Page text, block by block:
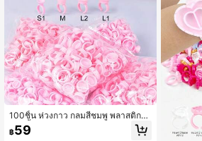
100ชิ้น ห่วงกาว กลมสีชมพู พลาสติกใช้
แล้วทิ้ง ปรับขนาดได้ ถ้วยใส่กาว สำหรั
บการต่อขนตา
฿59